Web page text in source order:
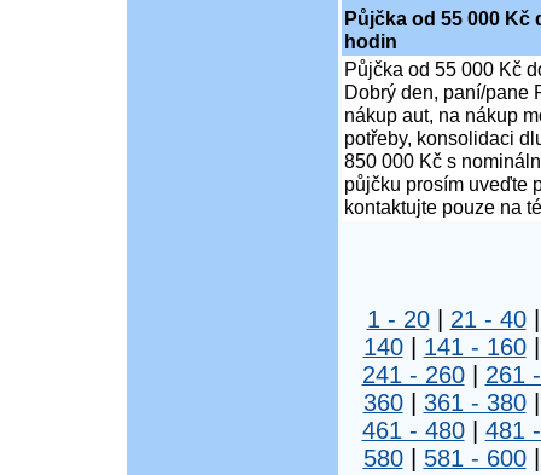
Půjčka od 55 000 Kč
hodin
Půjčka od 55 000 Kč
Dobrý den, paní/pane
nákup aut, na nákup
potřeby, konsolidaci
850 000 Kč s
půjčku prosím uveďte
kontaktujte pouze na
1 - 20| 21 - 40
140| 141 - 160
241 - 260| 261
360| 361 - 380
461 - 480| 481
580| 581 - 600